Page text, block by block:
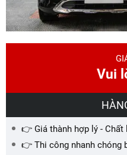
Vui
👉 Giá thành hợp lý - Chất
👉 Thi công nhanh chóng